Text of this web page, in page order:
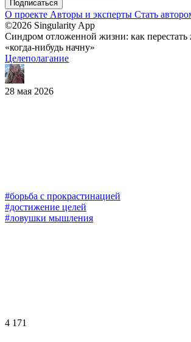
Подписаться
О проекте Авторы и эксперты Стать
©2026 Singularity App
Синдром отложенной жизни: как
«когда-нибудь начну»
Целеполагание
28 мая 2026
#борьба с прокрастинацией
#достижение целей
#ловушки мышления
4 171